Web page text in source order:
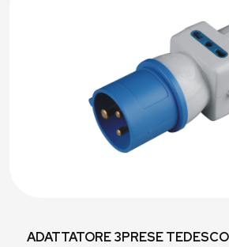
ADATTATORE 3PRESE